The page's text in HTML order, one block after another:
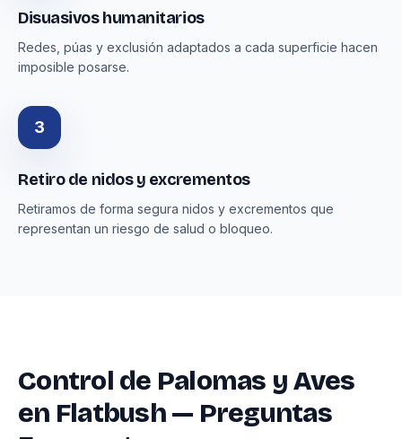
Disuasivos humanitarios
Redes, púas y exclusión adaptados a cada superficie hacen
imposible posarse.
3
Retiro de nidos y excrementos
Retiramos de forma segura nidos y excrementos que
representan un riesgo de salud o bloqueo.
Control de Palomas y Aves
en Flatbush — Preguntas